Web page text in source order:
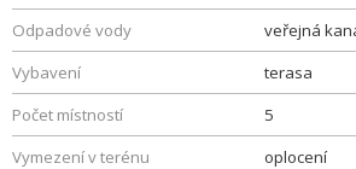
Odpadové vody
veřejná
Vybavení
terasa
Počet místností
5
Vymezení v terénu
oplocení